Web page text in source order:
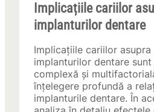
Implicațiile cariilor
implanturilor dentare
Implicațiile cariilor
implanturilor dentare
complexă și
înțelegere profundă a
implanturile dentare. În